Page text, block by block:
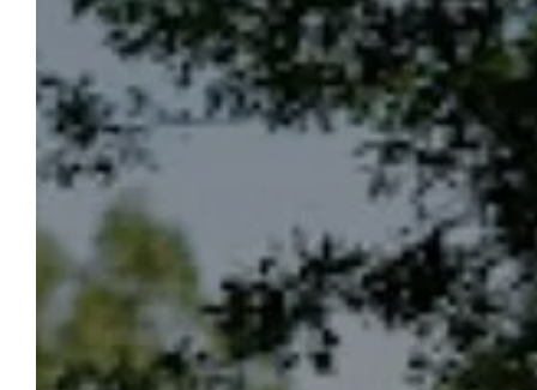
CAMPINGPLATZ LE LAC DES SAPINS
Buchen
Der Campingplatz Le Lac des Sapins liegt in
der Nähe des Lac des Sapins und des
Zentrums von Cublize und lädt Sie zu einem